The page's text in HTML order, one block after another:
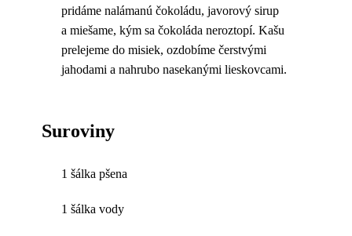
pridáme nalámanú čokoládu, javorový sirup
a miešame, kým sa čokoláda neroztopí. Kašu
prelejeme do misiek, ozdobíme čerstvými
jahodami a nahrubo nasekanými lieskovcami.
Suroviny
1 šálka pšena
1 šálka vody